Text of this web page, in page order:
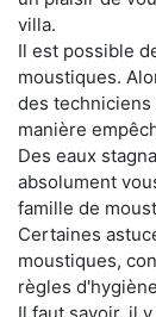
villa.
Il est possible
moustiques.
des
manière
Des eaux
absolument
famille de
Certaines
moustiques,
règles